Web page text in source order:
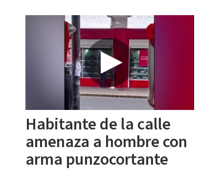
Habitante de la calle
amenaza a hombre con
arma punzocortante